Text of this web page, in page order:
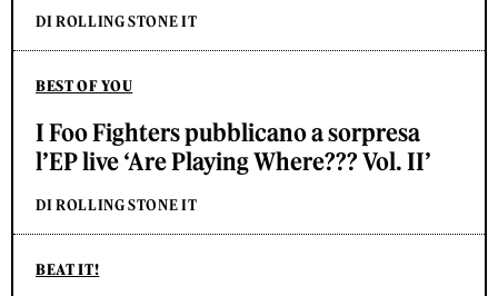
DI ROLLING STONE IT
BEST OF YOU
I Foo Fighters pubblicano a sorpresa
l’EP live ‘Are Playing Where??? Vol. II’
DI ROLLING STONE IT
BEAT IT!